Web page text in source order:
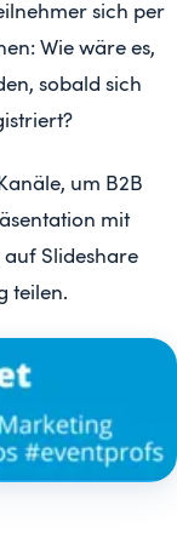
sich per
Wie wäre es,
sobald sich
um B2B
mit
Slideshare
teilen.